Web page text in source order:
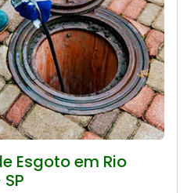
Esgoto em Rio